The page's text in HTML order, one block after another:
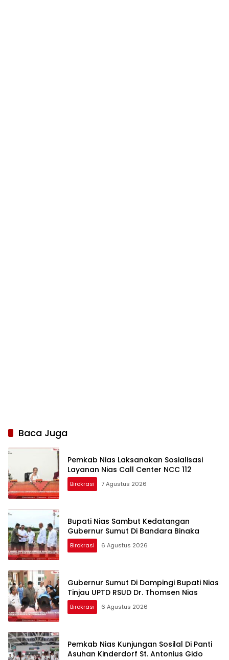
Baca Juga
Pemkab Nias Laksanakan Sosialisasi
Layanan Nias Call Center NCC 112
Birokrasi 7 Agustus 2026
Bupati Nias Sambut Kedatangan
Gubernur Sumut Di Bandara Binaka
Birokrasi 6 Agustus 2026
Gubernur Sumut Di Dampingi Bupati Nias
Tinjau UPTD RSUD Dr. Thomsen Nias
Birokrasi 6 Agustus 2026
Pemkab Nias Kunjungan Sosilal Di Panti
Asuhan Kinderdorf St. Antonius Gido